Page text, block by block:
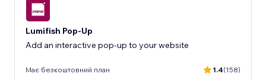
Lumifish Pop-Up
Add an interactive pop-up to your website
Має безкоштовний план 1.4(158)